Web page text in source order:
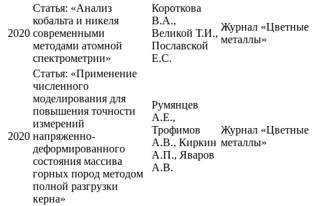
2020
Статья: «Анализ
кобальта и никеля
современными
методами атомной
спектрометрии»
Короткова
В.А.,
Великой Т.И.,
Пославской
Е.С.
Журнал «Цветные
металлы»
2020
Статья: «Применение
численного
моделирования для
повышения точности
измерений
напряженно-
деформированного
состояния массива
горных пород методом
полной разгрузки
керна»
Румянцев
А.Е.,
Трофимов
А.В., Киркин
А.П., Яваров
А.В.
Журнал «Цветные
металлы»